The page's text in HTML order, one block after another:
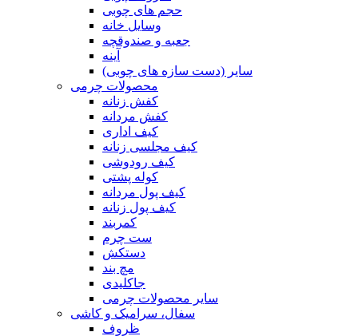
حجم های چوبی
وسایل خانه
جعبه و صندوقچه
آینه
سایر (دست سازه های چوبی)
محصولات چرمی
کفش زنانه
کفش مردانه
کیف اداری
کیف مجلسی زنانه
کیف رودوشی
کوله پشتی
کیف پول مردانه
کیف پول زنانه
کمربند
ست چرم
دستکش
مچ بند
جاکلیدی
سایر محصولات چرمی
سفال، سرامیک و کاشی
ظروف